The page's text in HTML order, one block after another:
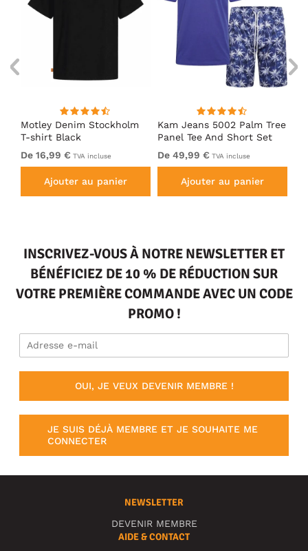
Motley Denim Stockholm
T-shirt Black
De 16,99 € TVA incluse
Ajouter au panier
Kam Jeans 5002 Palm Tree
Panel Tee And Short Set
Electric Blue
De 49,99 € TVA incluse
Ajouter au panier
INSCRIVEZ-VOUS À NOTRE NEWSLETTER ET
BÉNÉFICIEZ DE 10 % DE RÉDUCTION SUR
VOTRE PREMIÈRE COMMANDE AVEC UN CODE
PROMO !
OUI, JE VEUX DEVENIR MEMBRE !
JE SUIS DÉJÀ MEMBRE ET JE SOUHAITE ME
CONNECTER
NEWSLETTER
DEVENIR MEMBRE
AIDE & CONTACT